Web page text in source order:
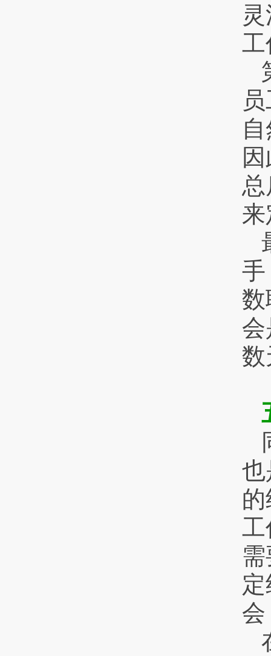
手
数
数
也
工